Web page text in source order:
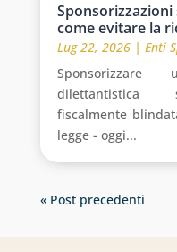
come evitare la
Lug 22, 2026| Enti
Sponsorizzare
dilettantistica
fiscalmente
legge - oggi...
« Post precedenti